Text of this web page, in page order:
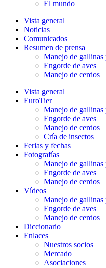
El mundo
Vista general
Noticias
Comunicados
Resumen de prensa
Manejo de gallinas
Engorde de aves
Manejo de cerdos
Vista general
EuroTier
Manejo de gallinas
Engorde de aves
Manejo de cerdos
Cría de insectos
Ferias y fechas
Fotografías
Manejo de gallinas
Engorde de aves
Manejo de cerdos
Vídeos
Manejo de gallinas
Engorde de aves
Manejo de cerdos
Diccionario
Enlaces
Nuestros socios
Mercado
Asociaciones